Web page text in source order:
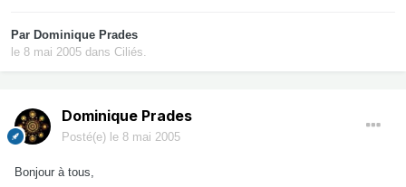
Par Dominique Prades
le 8 mai 2005 dans Ciliés.
Dominique Prades
Posté(e) le 8 mai 2005
Bonjour à tous,